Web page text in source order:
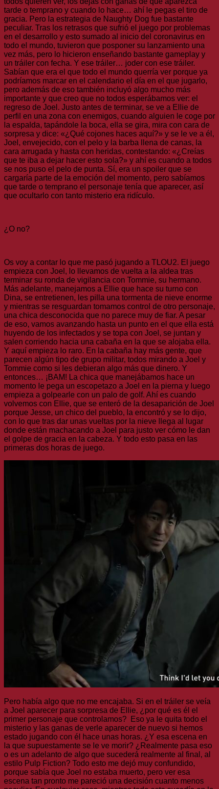
tarde o temprano y cuando lo hace… ahí le pegas el tiro de
gracia. Pero la estrategia de Naughty Dog fue bastante
peculiar. Tras los retrasos que sufrió el juego por problemas
en el desarrollo y esto sumado al inicio del coronavirus en
todo el mundo, tuvieron que posponer su lanzamiento una
vez más, pero lo hicieron enseñando bastante gameplay y
un tráiler con fecha. Y ese tráiler… joder con ese tráiler.
Sabían que era el que todo el mundo querría ver porque ya
podríamos marcar en el calendario el día en el que jugarlo,
pero además de eso también incluyó algo mucho más
importante y que creo que no todos esperábamos ver: el
regreso de Joel. Justo antes de terminar, se ve a Ellie de
perfil en una zona con enemigos, cuando alguien le coge por
la espalda, tapándole la boca, ella se gira, mira con cara de
sorpresa y dice: «¿Qué cojones haces aquí?» y se le ve a él,
Joel, envejecido, con el pelo y la barba llena de canas, la
cara arrugada y hasta con heridas, contestando: «¿Creías
que te iba a dejar hacer esto sola?» y ahí es cuando a todos
se nos puso el pelo de punta. Sí, era un spoiler que se
cargaría parte de la emoción del momento, pero sabíamos
que tarde o temprano el personaje tenía que aparecer, así
que ocultarlo con tanto misterio era ridículo.
¿O no?
Os voy a contar lo que me pasó jugando a TLOU2. El juego
empieza con Joel, lo llevamos de vuelta a la aldea tras
terminar su ronda de vigilancia con Tommie, su hermano.
Más adelante, manejamos a Ellie que hace su turno con
Dina, se entretienen, les pilla una tormenta de nieve enorme
y mientras se resguardan tomamos control de otro personaje,
una chica desconocida que no parece muy de fiar. A pesar
de eso, vamos avanzando hasta un punto en el que ella está
huyendo de los infectados y se topa con Joel, se juntan y
salen corriendo hacia una cabaña en la que se alojaba ella.
Y aquí empieza lo raro. En la cabaña hay más gente, que
parecen algún tipo de grupo militar, todos mirando a Joel y
Tommie como si les debieran algo más que dinero. Y
entonces… ¡BAM! La chica que manejábamos hace un
momento le pega un escopetazo a Joel en la pierna y luego
empieza a golpearle con un palo de golf. Ahí es cuando
volvemos con Ellie, que se enteró de la desaparición de Joel
porque Jesse, un chico del pueblo, la encontró y se lo dijo,
con lo que tras dar unas vueltas por la nieve llega al lugar
donde están machacando a Joel para justo ver cómo le dan
el golpe de gracia en la cabeza. Y todo esto pasa en las
primeras dos horas de juego.
Pero había algo que no me encajaba. Si en el tráiler se veía
a Joel aparecer para sorpresa de Ellie, ¿por qué es él el
primer personaje que controlamos? Eso ya le quita todo el
misterio y las ganas de verle aparecer de nuevo si hemos
estado jugando con él hace unas horas. ¿Y esa escena en
la que supuestamente se le ve morir? ¿Realmente pasa eso
o es un adelanto de algo que sucederá realmente al final, al
estilo Pulp Fiction? Todo esto me dejó muy confundido,
porque sabía que Joel no estaba muerto, pero ver esa
escena tan pronto me pareció una decisión cuanto menos